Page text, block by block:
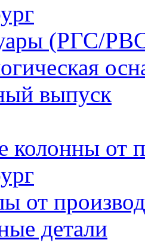
(РГС/
выпуск
колонны от
от
детали